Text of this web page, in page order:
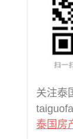
曼
(2)
曼
曼
曼
曼谷
曼谷
曼谷
曼谷
关注泰
泰国房